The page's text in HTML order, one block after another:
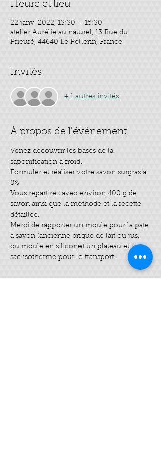
Heure et lieu
22 janv. 2022, 13:30 – 15:30
atelier Aurélie au naturel, 13 Rue du
Prieuré, 44640 Le Pellerin, France
Invités
+ 1 autres invités
À propos de l'événement
Venez découvrir les bases de la
saponification à froid.
Formuler et réaliser votre savon surgras à
8%.
Vous repartirez avec environ 400 g de
savon ainsi que la méthode et la recette
détaillée.
Merci de rapporter un moule pour la pate
à savon (ancienne brique de lait ou jus,
ou moule en silicone) un plateau et un
sac isotherme pour le transport.